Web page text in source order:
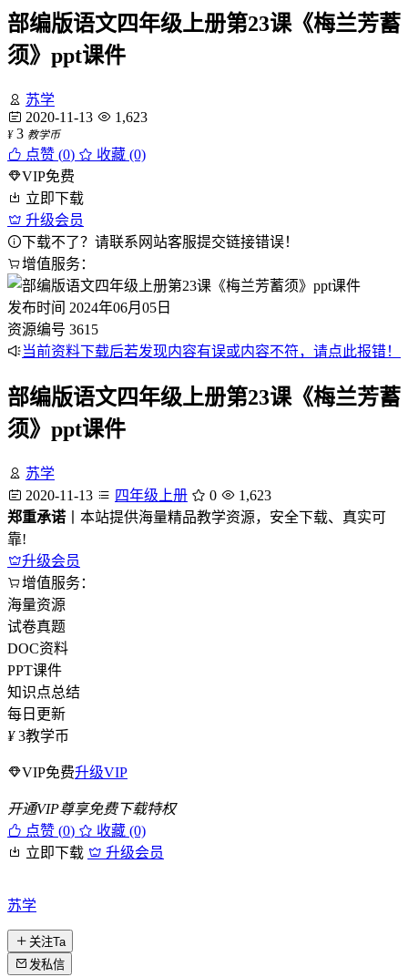
部编版语文四年级上册第23课《梅兰芳蓄
须》ppt课件
苏学
2020-11-13
1,623
¥ 3 教学币
点赞 (0)
收藏 (0)
VIP免费
立即下载
升级会员
下载不了？请联系网站客服提交链接错误！
增值服务：
发布时间 2024年06月05日
资源编号 3615
当前资料下载后若发现内容有误或内容不符，请点此报错！
部编版语文四年级上册第23课《梅兰芳蓄
须》ppt课件
苏学
2020-11-13
四年级上册 0
1,623
郑重承诺 丨本站提供海量精品教学资源，安全下载、真实可
靠!
升级会员
增值服务：
海量资源
试卷真题
DOC资料
PPT课件
知识点总结
每日更新
¥ 3教学币
VIP免费升级VIP
开通VIP尊享免费下载特权
点赞 (0)
收藏 (0)
立即下载
升级会员
苏学
关注Ta
发私信